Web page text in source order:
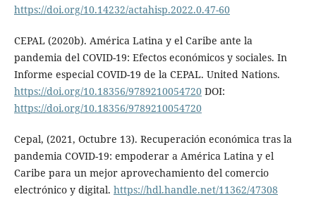
https://doi.org/10.14232/actahisp.2022.0.47-60
CEPAL (2020b). América Latina y el Caribe ante la
pandemia del COVID-19: Efectos económicos y sociales. In
Informe especial COVID-19 de la CEPAL. United Nations.
https://doi.org/10.18356/9789210054720DOI:
https://doi.org/10.18356/9789210054720
Cepal, (2021, Octubre 13). Recuperación económica tras la
pandemia COVID-19: empoderar a América Latina y el
Caribe para un mejor aprovechamiento del comercio
electrónico y digital. https://hdl.handle.net/11362/47308